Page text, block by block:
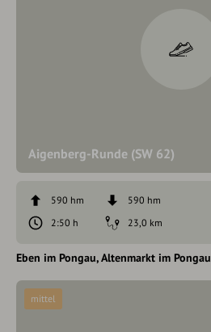
Aigenberg-Runde (SW 62)
590 hm
590 hm
2:50 h
23,0 km
Eben im Pongau Altenmarkt im Pongau
mittel